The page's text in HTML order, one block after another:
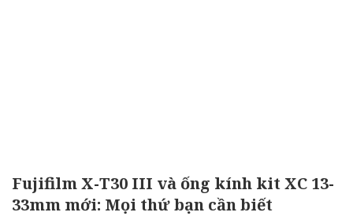
Fujifilm X-T30 III và ống kính kit XC 13-
33mm mới: Mọi thứ bạn cần biết